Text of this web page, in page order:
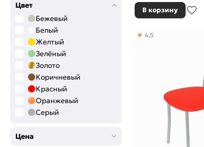
Цвет
Бежевый
Белый
Желтый
Зелёный
Золото
Коричневый
Красный
Оранжевый
Серый
Цена
В корзину
4,5